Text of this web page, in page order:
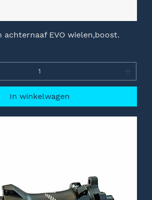
achternaaf EVO wielen,boost.
In winkelwagen